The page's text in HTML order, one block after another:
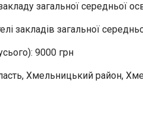
загальної середньої
закладів загальної
9000 грн
Хмельницький район,